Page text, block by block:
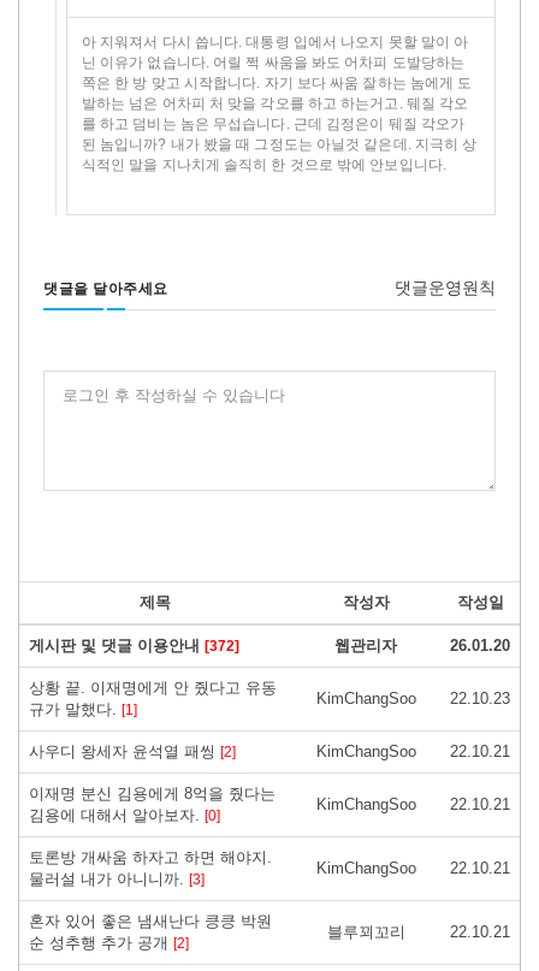
아 지워져서 다시 씁니다. 대통령 입에서 나오지 못할 말이 아
닌 이유가 없습니다. 어릴 쩍 싸움을 봐도 어차피 도발당하는
쪽은 한 방 맞고 시작합니다. 자기 보다 싸움 잘하는 놈에게 도
발하는 넘은 어차피 처 맞을 각오를 하고 하는거고. 뒈질 각오
를 하고 덤비는 놈은 무섭습니다. 근데 김정은이 뒈질 각오가
된 놈입니까? 내가 봤을 때 그정도는 아닐것 같은데. 지극히 상
식적인 말을 지나치게 솔직히 한 것으로 밖에 안보입니다.
댓글을 달아주세요 댓글운영원칙
로그인 후 작성하실 수 있습니다
제목 작성자 작성일
게시판 및 댓글 이용안내 [372] 웹관리자 26.01.20
상황 끝. 이재명에게 안 줬다고 유동
규가 말했다. [1]
KimChangSoo 22.10.23
사우디 왕세자 윤석열 패씽 [2] KimChangSoo 22.10.21
이재명 분신 김용에게 8억을 줬다는
김용에 대해서 알아보자. [0]
KimChangSoo 22.10.21
토론방 개싸움 하자고 하면 해야지.
물러설 내가 아니니까. [3]
KimChangSoo 22.10.21
혼자 있어 좋은 냄새난다 킁킁 박원
순 성추행 추가 공개 [2]
블루꾀꼬리 22.10.21